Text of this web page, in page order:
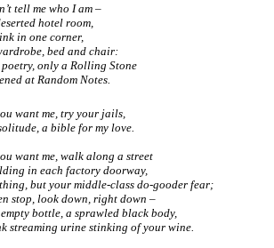
tell me who I am –
hotel room,
in one corner,
bed and chair:
only a Rolling Stone
at Random Notes.
want me, try your jails,
a bible for my love.
want me, walk along a street
in each factory doorway,
but your middle-class do-gooder fear;
stop, look down, right down –
bottle, a sprawled black body,
streaming urine stinking of your wine.